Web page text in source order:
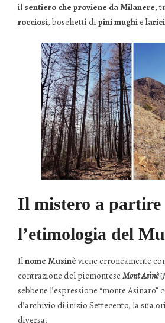
il sentiero che proviene da Milanere,
rocciosi, boschetti di pini mughie larici
Il mistero a partire
l’etimologia del
Ilnome Musinèviene erroneamente
contrazione del piemontese Mont Asinè
sebbene l’espressione “monte
d’archivio di inizio Settecento, la sua
diversa.